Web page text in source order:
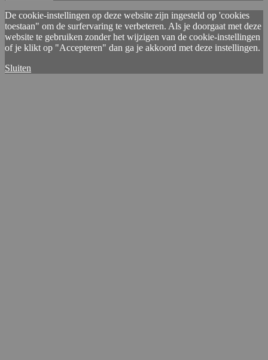
De cookie-instellingen op deze website zijn ingesteld op 'cookies
toestaan" om de surfervaring te verbeteren. Als je doorgaat met deze
website te gebruiken zonder het wijzigen van de cookie-instellingen
of je klikt op "Accepteren" dan ga je akkoord met deze instellingen.
Sluiten